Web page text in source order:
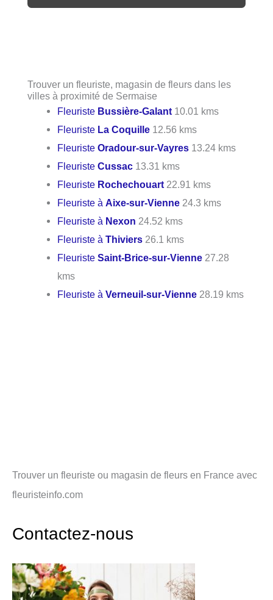
Trouver un fleuriste, magasin de fleurs dans les
villes à proximité de Sermaise
Fleuriste Bussière-Galant 10.01 kms
Fleuriste La Coquille 12.56 kms
FleuristeOradour-sur-Vayres 13.24 kms
FleuristeCussac 13.31 kms
Fleuriste Rochechouart 22.91 kms
Fleuriste àAixe-sur-Vienne 24.3 kms
Fleuriste à Nexon 24.52 kms
Fleuriste àThiviers 26.1 kms
FleuristeSaint-Brice-sur-Vienne 27.28
kms
Fleuriste àVerneuil-sur-Vienne 28.19 kms
Trouver un fleuriste ou magasin de fleurs en France avec
fleuristeinfo.com
Contactez-nous